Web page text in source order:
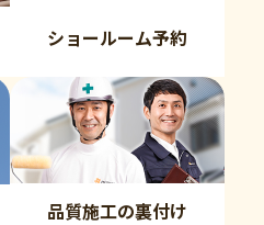
ショールーム予約
品質施工の裏付け